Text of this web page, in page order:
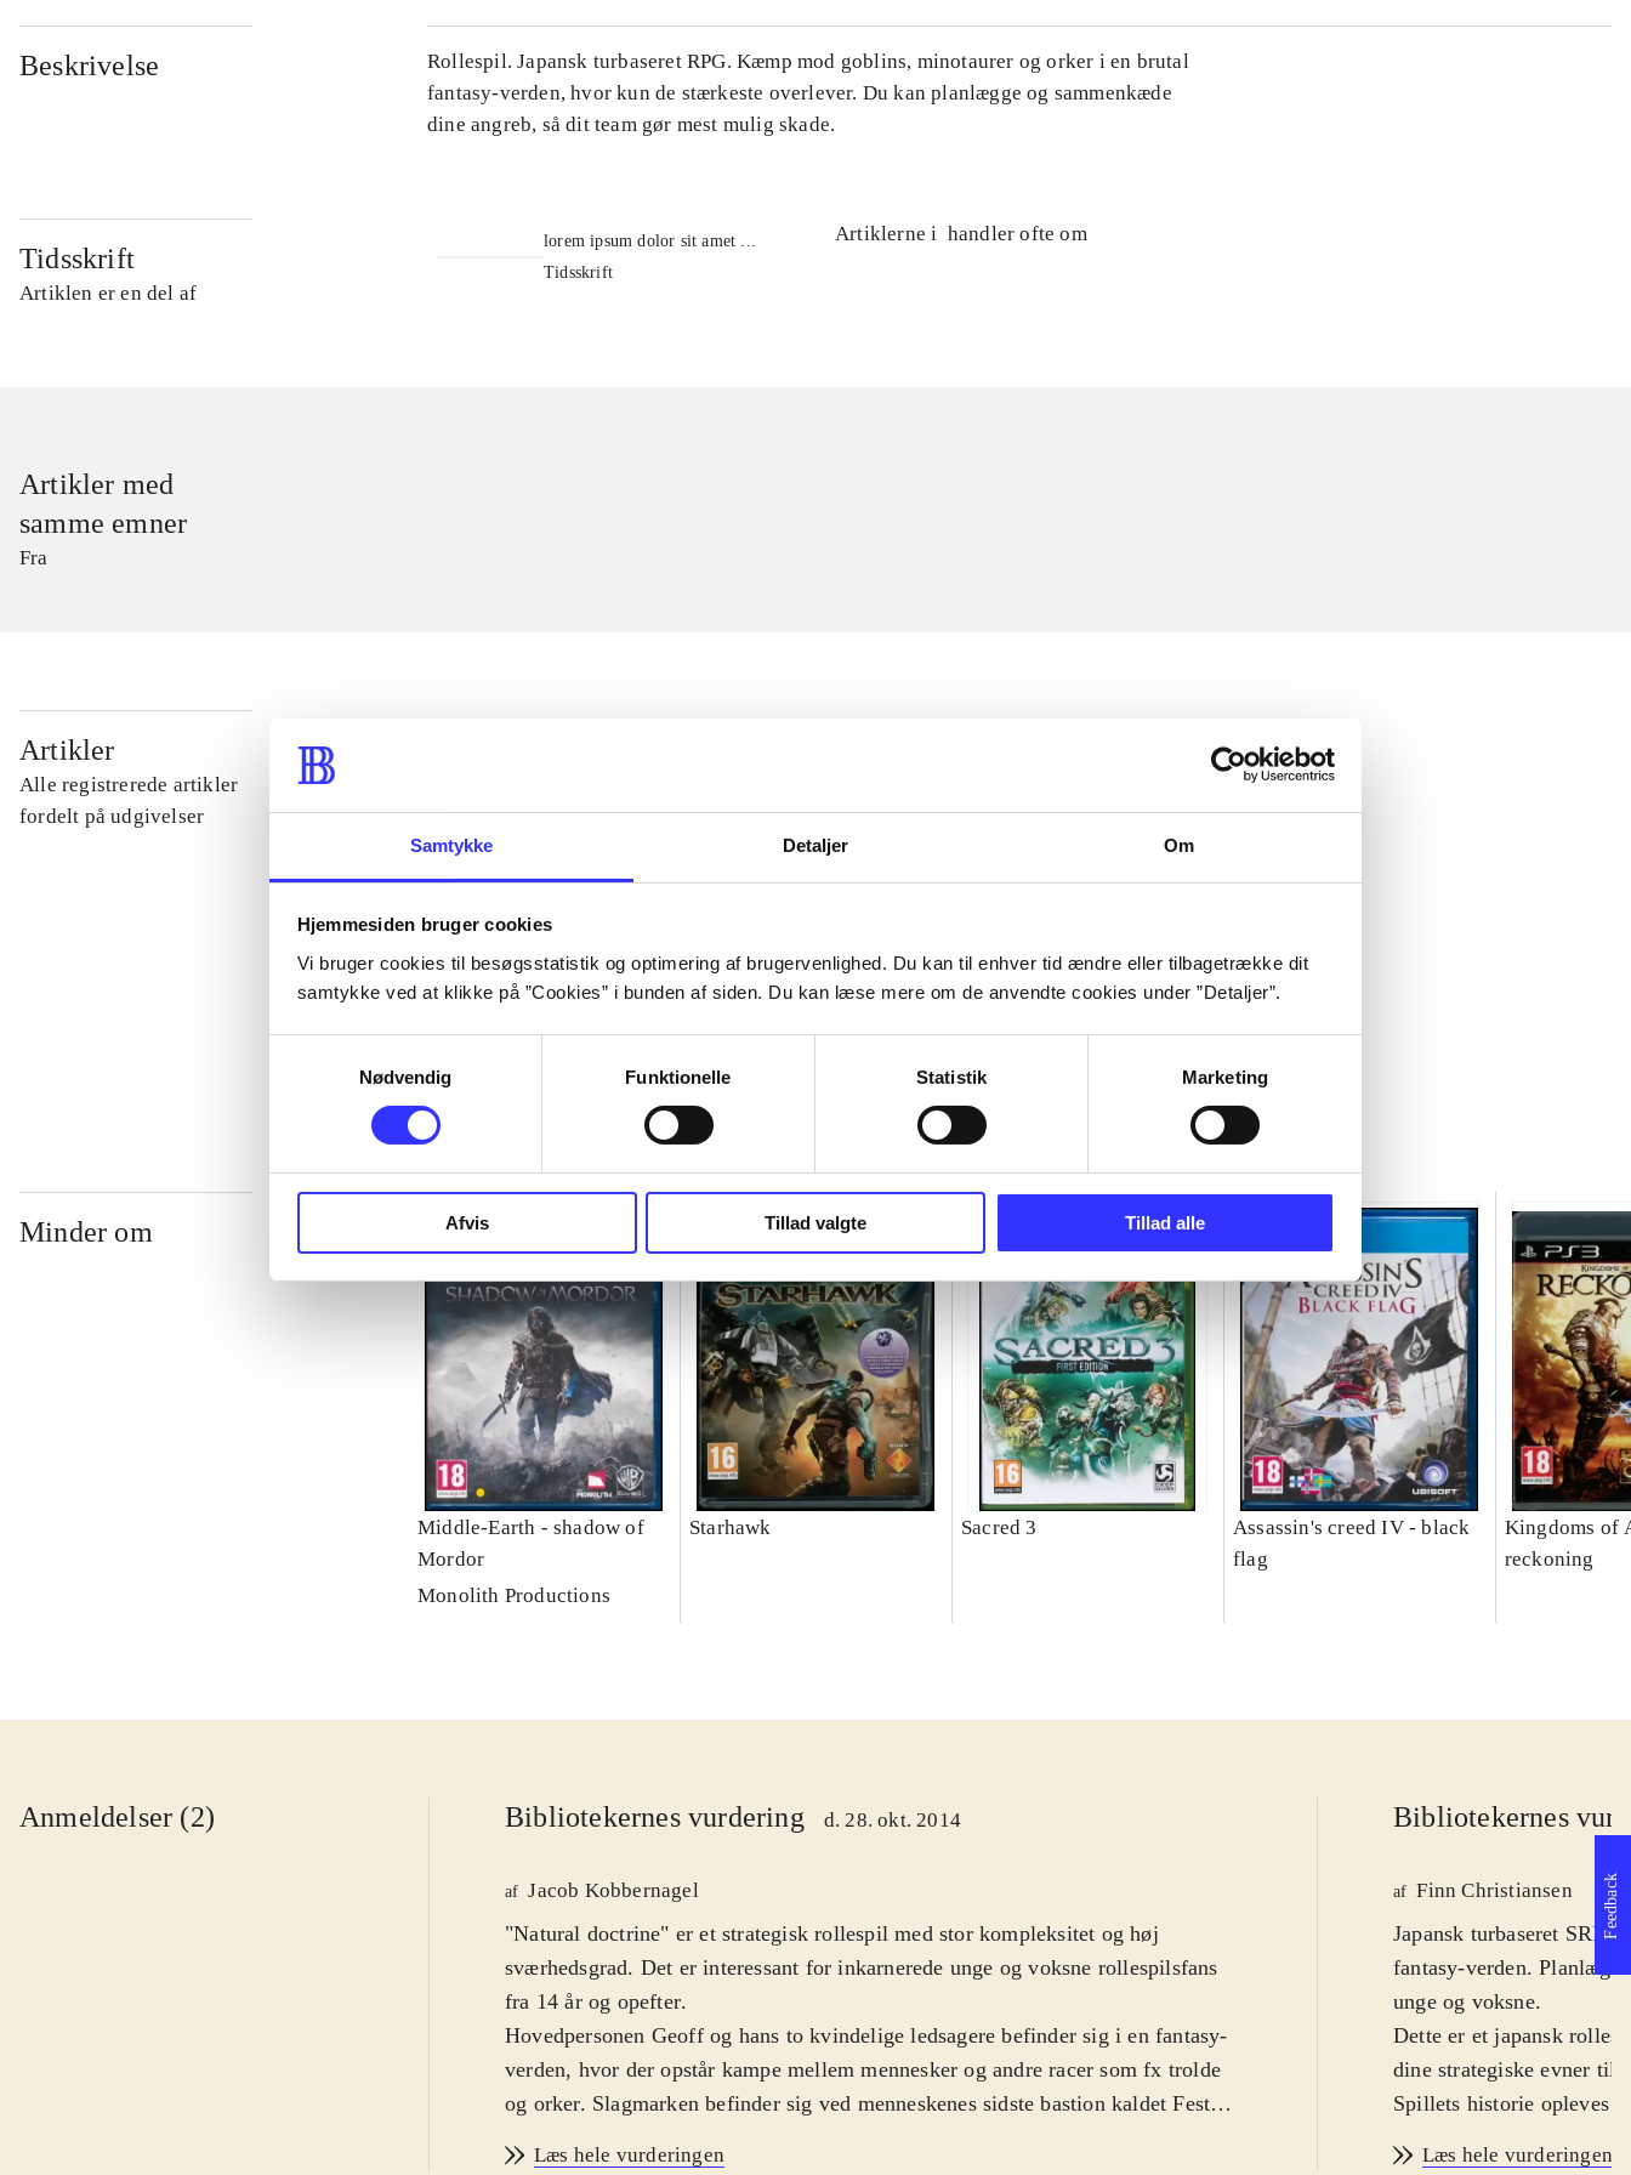
Samtykke Detaljer Om
Hjemmesiden bruger cookies
Vi bruger cookies til besøgsstatistik og optimering af brugervenlighed. Du kan til enhver tid ændre eller tilbagetrække dit
samtykke ved at klikke på ”Cookies” i bunden af siden. Du kan læse mere om de anvendte cookies under ”Detaljer”.
Nødvendig
Funktionelle Statistik Marketing
Afvis Tillad valgte Tillad alle
Beskrivelse
Rollespil. Japansk turbaseret RPG. Kæmp mod goblins, minotaurer og orker i en brutal
fantasy-verden, hvor kun de stærkeste overlever. Du kan planlægge og sammenkæde
dine angreb, så dit team gør mest mulig skade.
Tidsskrift
Artiklen er en del af
lorem ipsum dolor sit amet ...
Tidsskrift
Artiklerne i handler ofte om
Artikler med
samme emner
Fra
Artikler
Alle registrerede artikler
fordelt på udgivelser
...
...
Minder om
Middle-Earth - shadow of
Mordor
Monolith Productions
Starhawk Sacred 3
Assassin's creed IV - black
flag
Kingdoms of
reckoning
Anmeldelser (2) Bibliotekernes vurdering d. 28. okt. 2014
af Jacob Kobbernagel
"Natural doctrine" er et strategisk rollespil med stor kompleksitet og høj
sværhedsgrad. Det er interessant for inkarnerede unge og voksne rollespilsfans
fra 14 år og opefter.
Hovedpersonen Geoff og hans to kvindelige ledsagere befinder sig i en fantasy-
verden, hvor der opstår kampe mellem mennesker og andre racer som fx trolde
og orker. Slagmarken befinder sig ved menneskenes sidste bastion kaldet Feste.
Læs hele vurderingen
Bibliotekernes
af Finn Christiansen
Japansk turbaseret
fantasy-verden. Planlæg
unge og voksne.
Dette er et japansk
dine strategiske evner til
Spillets historie opleves
Læs hele vurderingen
Feedback